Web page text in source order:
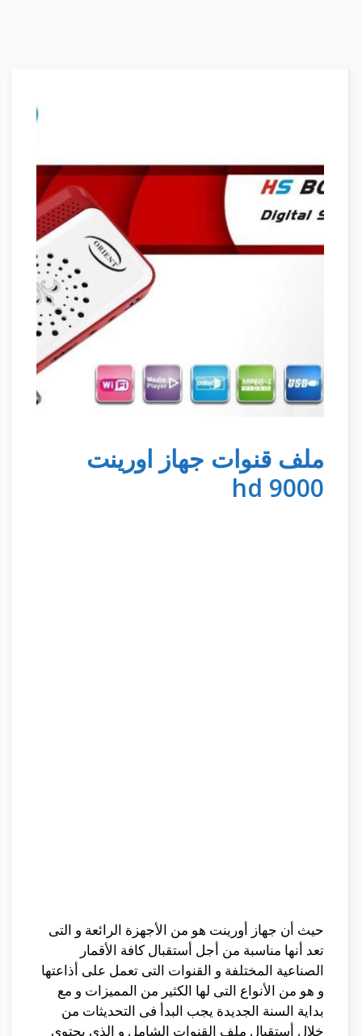
ملف قنوات جهاز اورينت
9000 hd
حيث أن جهاز أورينت هو من الأجهزة الرائعة و التى
تعد أنها مناسبة من أجل أستقبال كافة الأقمار
الصناعية المختلفة و القنوات التى تعمل على أذاعتها
و هو من الأنواع التى لها الكثير من المميزات و مع
بداية السنة الجديدة يجب البدأ فى التحديثات من
خلال أستقبال ملف القنوات الشامل و الذى يحتوى